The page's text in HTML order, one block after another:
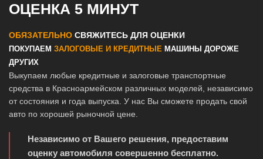
ОЦЕНКА 5 МИНУТ
ОБЯЗАТЕЛЬНО СВЯЖИТЕСЬ ДЛЯ ОЦЕНКИ
ПОКУПАЕМ ЗАЛОГОВЫЕ И КРЕДИТНЫЕ МАШИНЫ ДОРОЖЕ
ДРУГИХ
Выкупаем любые кредитные и залоговые транспортные
средства в Красноармейском различных моделей, независимо
от состояния и года выпуска. У нас Вы сможете продать свой
авто по хорошей рыночной цене.
Независимо от Вашего решения, предоставим
оценку автомобиля совершенно бесплатно.